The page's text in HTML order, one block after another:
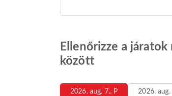
Ellenőrizze a
között
2026. aug. 7., P 2026. aug.